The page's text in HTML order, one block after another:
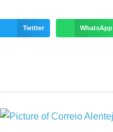
Twitter WhatsApp